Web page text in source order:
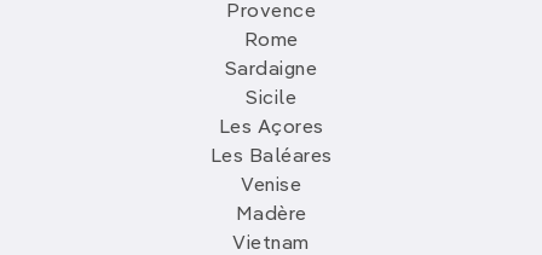
Provence
Rome
Sardaigne
Sicile
Les Açores
Les Baléares
Venise
Madère
Vietnam